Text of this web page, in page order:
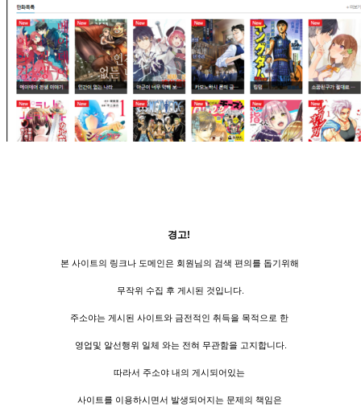
경고!
본 사이트의 링크나 도메인은 회원님의 검색 편의를 돕기위해
무작위 수집 후 게시된 것입니다.
주소야는 게시된 사이트와 금전적인 취득을 목적으로 한
영업및 알선행위 일체 와는 전혀 무관함을 고지합니다.
따라서 주소야 내의 게시되어있는
사이트를 이용하시면서 발생되어지는 문제의 책임은